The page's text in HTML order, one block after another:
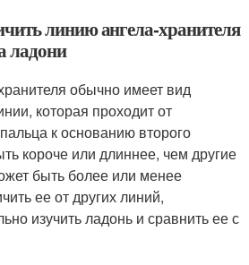
линию ангела-хранителя
ладони
обычно имеет вид
которая проходит от
к основанию второго
короче или длиннее, чем другие
быть более или менее
ее от других линий,
изучить ладонь и сравнить ее с